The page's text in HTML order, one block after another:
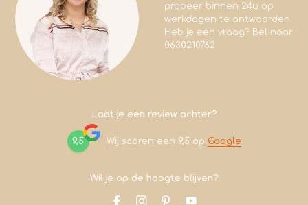
probeer binnen 24u op
werkdagen te antwoorden.
Heb je een vraag? Bel naar
0630210762
Laat je een review achter?
9,5 Wij scoren een 9,5 op Google
Wil je op de hoogte blijven?